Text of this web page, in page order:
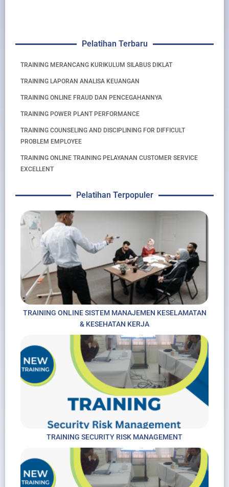
Pelatihan Terbaru
TRAINING MERANCANG KURIKULUM SILABUS DIKLAT
TRAINING LAPORAN ANALISA KEUANGAN
TRAINING ONLINE FRAUD DAN PENCEGAHANNYA
TRAINING POWER PLANT PERFORMANCE
TRAINING COUNSELING AND DISCIPLINING FOR DIFFICULT
PROBLEM EMPLOYEE
TRAINING ONLINE TRAINING PELAYANAN CUSTOMER SERVICE
EXCELLENT
Pelatihan Terpopuler
TRAINING ONLINE SISTEM MANAJEMEN KESELAMATAN
& KESEHATAN KERJA
TRAINING SECURITY RISK MANAGEMENT